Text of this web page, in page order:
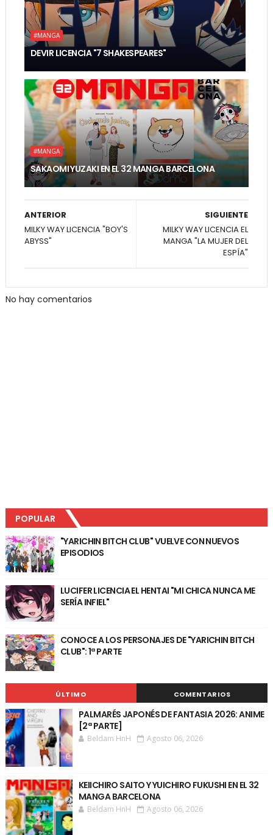
#MANGA
DEVIR LICENCIA "7 SHAKESPEARES"
#MANGA
SAKAOMI YUZAKI EN EL 32 MANGA BARCELONA
SIGUIENTE
MILKY WAY LICENCIA EL
MANGA "LA MUJER DEL
ESPÍA"
ANTERIOR
MILKY WAY LICENCIA "BOY'S
ABYSS"
No hay comentarios
POPULAR
"YARICHIN BITCH CLUB" VUELVE CON NUEVOS
EPISODIOS
LUCIFER LICENCIA EL HENTAI "MI CHICA NUNCA ME
SERÍA INFIEL"
CONOCE A LOS PERSONAJES DE "YARICHIN BITCH
CLUB": 1ª PARTE
ÚLTIMO COMENTARIOS
PALMARÉS JAPONÉS DE FANTASIA 2026: ANIME
[2ª PARTE]
Beldam HnH Agosto 06, 2026
KEIICHIRO SAITO Y YUICHIRO FUKUSHI EN EL 32
MANGA BARCELONA
Beldam HnH Agosto 06, 2026